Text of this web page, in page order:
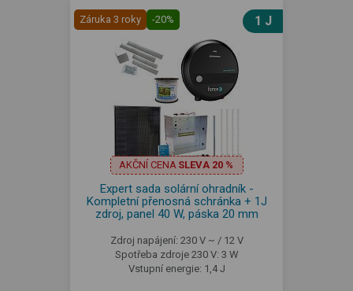
Záruka 3 roky -20% 1 J
AKČNÍ CENA SLEVA 20 %
Expert sada solární ohradník -
Kompletní přenosná schránka + 1J
zdroj, panel 40 W, páska 20 mm
Zdroj napájení: 230 V ~ / 12 V
Spotřeba zdroje 230 V: 3 W
Vstupní energie: 1,4 J